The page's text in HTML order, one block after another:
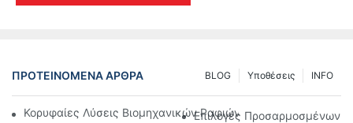
ΠΡΟΤΕΙΝΌΜΕΝΑ ΆΡΘΡΑ INFO
Υποθέσεις
BLOG
Κορυφαίες Λύσεις Βιομηχανικών Ραφιών Για Αποτελεσματική
Επιλογές Προσαρμοσμένων